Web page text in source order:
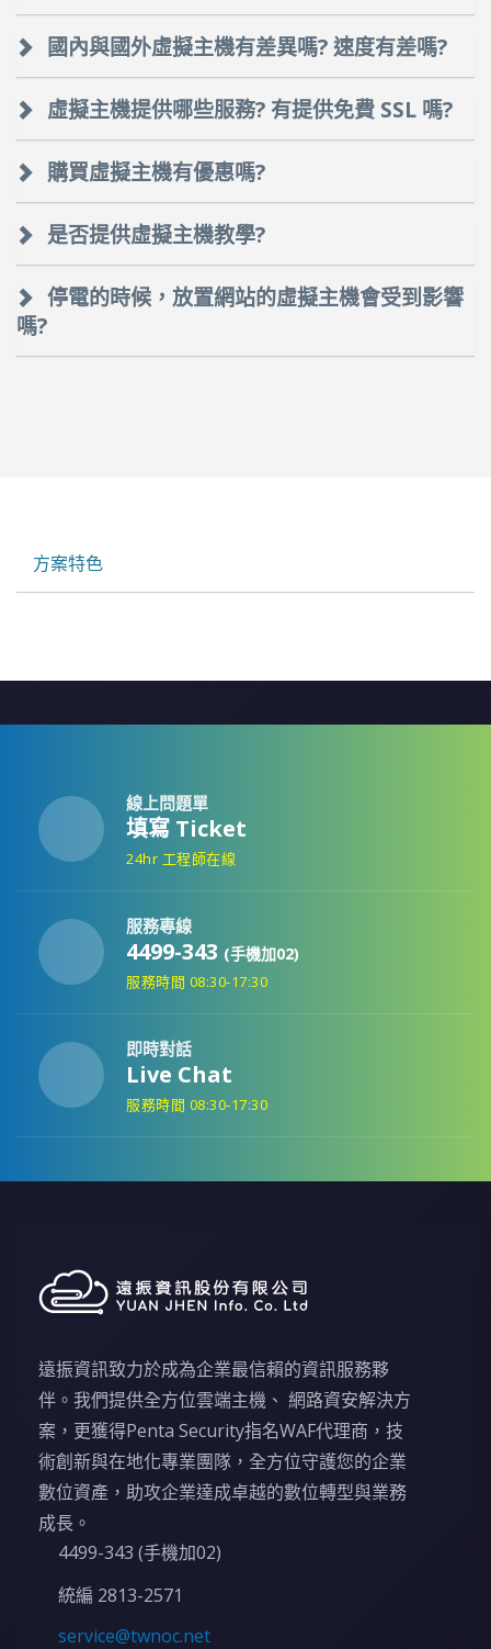
國內與國外虛擬主機有差異嗎? 速度有差嗎?
虛擬主機提供哪些服務? 有提供免費 SSL 嗎?
購買虛擬主機有優惠嗎?
是否提供虛擬主機教學?
停電的時候，放置網站的虛擬主機會受到影響
嗎?
方案特色
線上問題單
填寫 Ticket
24hr 工程師在線
服務專線
4499-343 (手機加02)
服務時間 08:30-17:30
即時對話
Live Chat
服務時間 08:30-17:30
遠振資訊致力於成為企業最信賴的資訊服務夥
伴。我們提供全方位雲端主機、 網路資安解決方
案，更獲得Penta Security指名WAF代理商，技
術創新與在地化專業團隊，全方位守護您的企業
數位資產，助攻企業達成卓越的數位轉型與業務
成長。
4499-343 (手機加02)
統編 2813-2571
service@twnoc.net